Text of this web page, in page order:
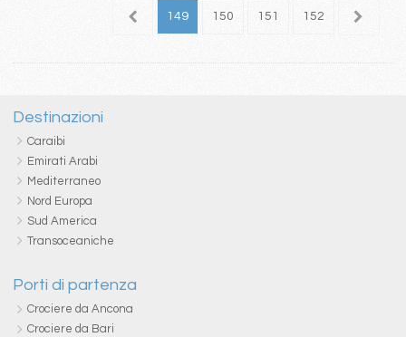
148 149 150 151 152 153
Destinazioni
Caraibi
Emirati Arabi
Mediterraneo
Nord Europa
Sud America
Transoceaniche
Porti di partenza
Crociere da Ancona
Crociere da Bari